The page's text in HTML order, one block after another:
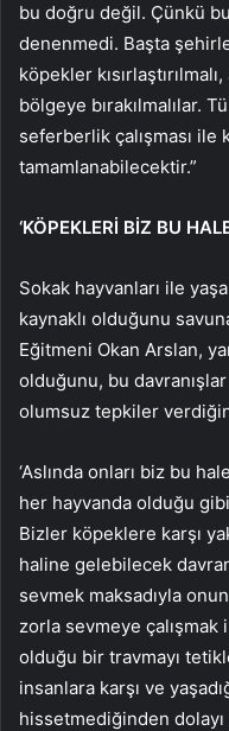
bu doğru değil. Çünkü
denenmedi. Başta
köpekler
bölgeye bırakılmalılar.
seferberlik çalışması ile
tamamlanabilecektir.”
‘KÖPEKLERİ BİZ BU
Sokak hayvanları ile
kaynaklı olduğunu
Eğitmeni Okan Arslan,
olduğunu, bu
olumsuz tepkiler
‘Aslında onları biz bu
her hayvanda olduğu
Bizler köpeklere karşı
haline gelebilecek
sevmek maksadıyla
zorla sevmeye çalışmak
olduğu bir travmayı
insanlara karşı ve
hissetmediğinden